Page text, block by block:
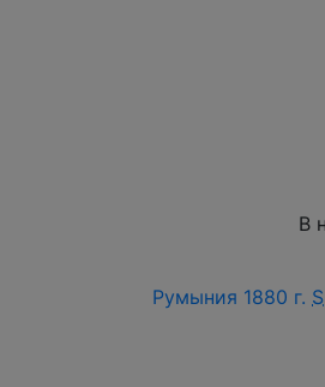
В
Румыния 1880 г.